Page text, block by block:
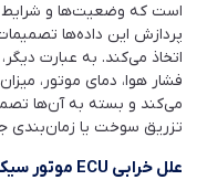
پردازش این داده‌ها
فشار هوا، دمای موتور،
می‌کند و بسته به آن‌ها
تزریق سوخت یا زمان‌بندی
علل خرابی ECU موتور سیکلت